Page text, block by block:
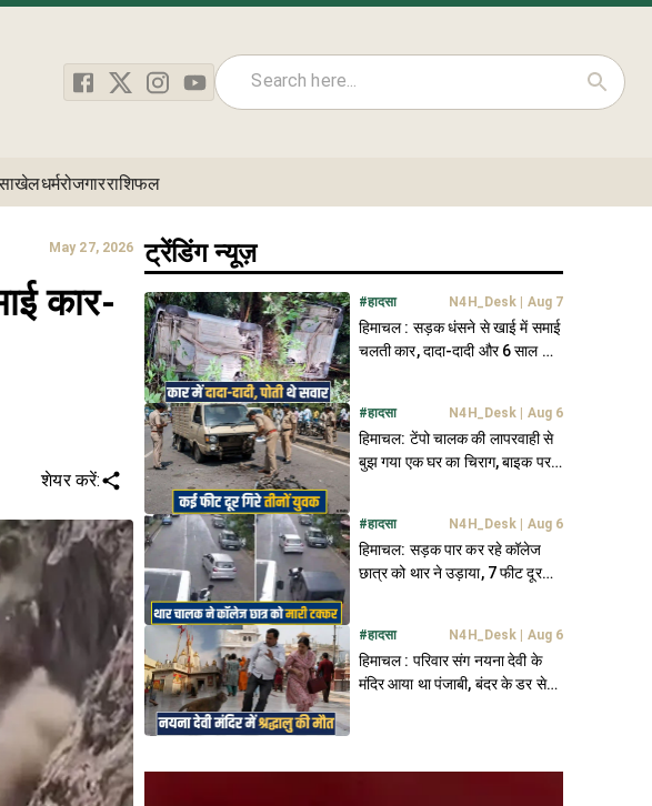
खेलधर्मरोजगारराशिफल
May 27, 2026
कार-
शेयर करें:
ट्रेंडिंग न्यूज़
#हादसा N4H_Desk Aug 7
हिमाचल : सड़क धंसने से खाई में समाई
चलती कार, दादा-दादी और 6 साल की
#हादसा N4H_Desk Aug 6
हिमाचल: टेंपो चालक की लापरवाही से
बुझ गया एक घर का चिराग, बाइक पर
#हादसा N4H_Desk Aug 6
हिमाचल: सड़क पार कर रहे कॉलेज
छात्र को थार ने उड़ाया, 7 फीट दूर
#हादसा N4H_Desk Aug 6
हिमाचल : परिवार संग नयना देवी के
मंदिर आया था पंजाबी, बंदर के डर से